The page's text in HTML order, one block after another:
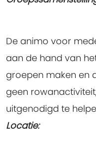
De animo voor
aan de hand van
groepen maken en
geen
uitgenodigd te
Locatie: